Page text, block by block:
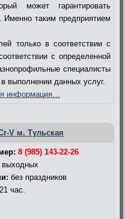
может гарантировать
Именно таким предприятием
только в соответствии с
с определенной
специалисты
выполнении данных услуг.
информация…
V м. Тульская
8 (985) 143-22-26
выходных
без праздников
час.